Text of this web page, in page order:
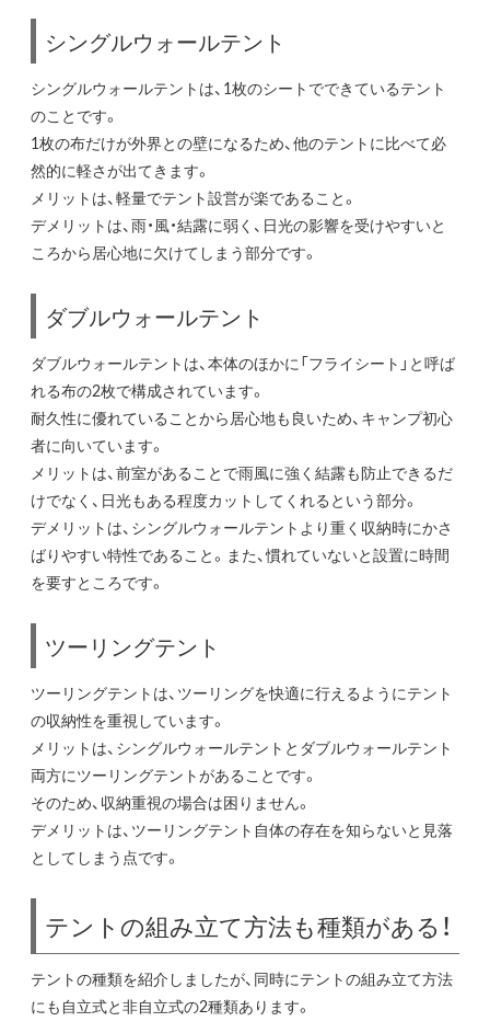
シングルウォールテント
シングルウォールテントは、1枚のシートでできているテント
のことです。
1枚の布だけが外界との壁になるため、他のテントに比べて必
然的に軽さが出てきます。
メリットは、軽量でテント設営が楽であること。
デメリットは、雨・風・結露に弱く、日光の影響を受けやすいと
ころから居心地に欠けてしまう部分です。
ダブルウォールテント
ダブルウォールテントは、本体のほかに「フライシート」と呼ば
れる布の2枚で構成されています。
耐久性に優れていることから居心地も良いため、キャンプ初心
者に向いています。
メリットは、前室があることで雨風に強く結露も防止できるだ
けでなく、日光もある程度カットしてくれるという部分。
デメリットは、シングルウォールテントより重く収納時にかさ
ばりやすい特性であること。また、慣れていないと設置に時間
を要すところです。
ツーリングテント
ツーリングテントは、ツーリングを快適に行えるようにテント
の収納性を重視しています。
メリットは、シングルウォールテントとダブルウォールテント
両方にツーリングテントがあることです。
そのため、収納重視の場合は困りません。
デメリットは、ツーリングテント自体の存在を知らないと見落
としてしまう点です。
テントの組み立て方法も種類がある！
テントの種類を紹介しましたが、同時にテントの組み立て方法
にも自立式と非自立式の2種類あります。